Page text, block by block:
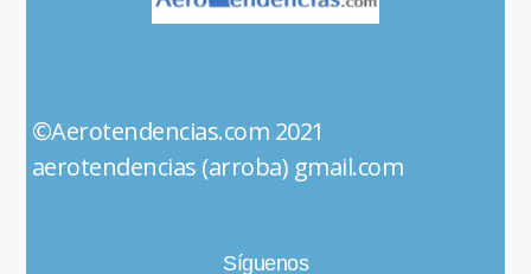
©Aerotendencias.com 2021
aerotendencias (arroba) gmail.com
Síguenos